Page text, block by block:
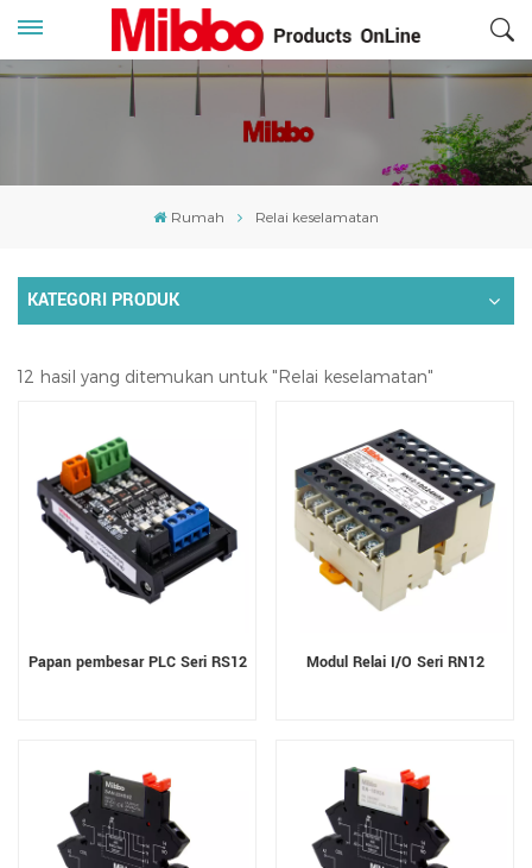
Rumah Relai keselamatan
KATEGORI PRODUK
12 hasil yang ditemukan untuk "Relai keselamatan"
Papan pembesar PLC Seri RS12 Modul Relai I/O Seri RN12